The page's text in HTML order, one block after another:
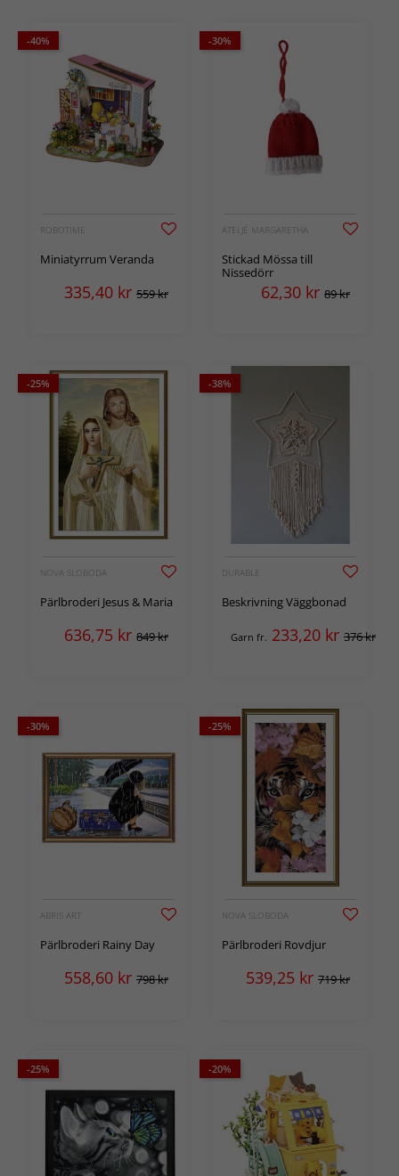
-40%
ROBOTIME
Miniatyrrum Veranda
335,40 kr 559 kr
-30%
ATELJÉ MARGARETHA
Stickad Mössa till
Nissedörr
62,30 kr 89 kr
-25%
NOVA SLOBODA
Pärlbroderi Jesus & Maria
636,75 kr 849 kr
-38%
DURABLE
Beskrivning Väggbonad
Garn fr. 233,20 kr 376 kr
-30%
ABRIS ART
Pärlbroderi Rainy Day
558,60 kr 798 kr
-25%
NOVA SLOBODA
Pärlbroderi Rovdjur
539,25 kr 719 kr
-25% -20%